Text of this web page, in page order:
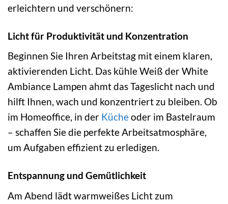
erleichtern und verschönern:
Licht für Produktivität und Konzentration
Beginnen Sie Ihren Arbeitstag mit einem klaren,
aktivierenden Licht. Das kühle Weiß der White
Ambiance Lampen ahmt das Tageslicht nach und
hilft Ihnen, wach und konzentriert zu bleiben. Ob
im Homeoffice, in der Kücheoder im Bastelraum
– schaffen Sie die perfekte Arbeitsatmosphäre,
um Aufgaben effizient zu erledigen.
Entspannung und Gemütlichkeit
Am Abend lädt warmweißes Licht zum